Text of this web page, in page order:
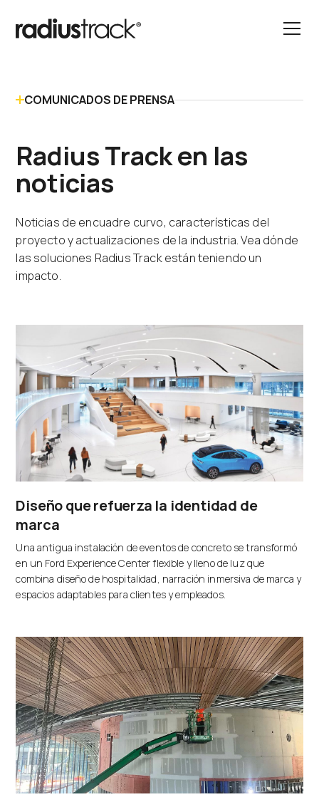
COMUNICADOS DE PRENSA
Radius Track en las
noticias
Noticias de encuadre curvo, características del
proyecto y actualizaciones de la industria. Vea dónde
las soluciones Radius Track están teniendo un
impacto.
Diseño que refuerza la identidad de
marca
Una antigua instalación de eventos de concreto se transformó
en un Ford Experience Center flexible y lleno de luz que
combina diseño de hospitalidad, narración inmersiva de marca y
espacios adaptables para clientes y empleados.